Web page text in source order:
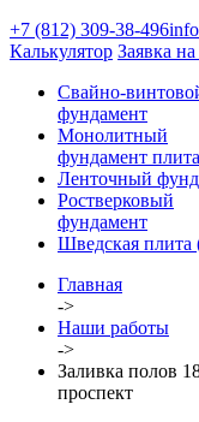
+7 (812) 309-38-496
Калькулятор Заявка
Свайно-
фундамент
Монолитный
фундамент плита
Ленточный
Ростверковый
фундамент
Шведская
Главная
->
Наши работы
->
Заливка полов
проспект